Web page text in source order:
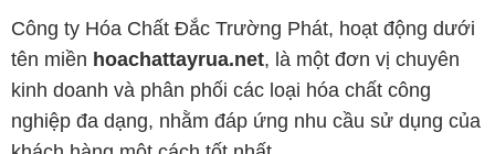
Công ty Hóa Chất Đắc Trường Phát, hoạt động dưới
tên miền hoachattayrua.net, là một đơn vị chuyên
kinh doanh và phân phối các loại hóa chất công
nghiệp đa dạng, nhằm đáp ứng nhu cầu sử dụng của